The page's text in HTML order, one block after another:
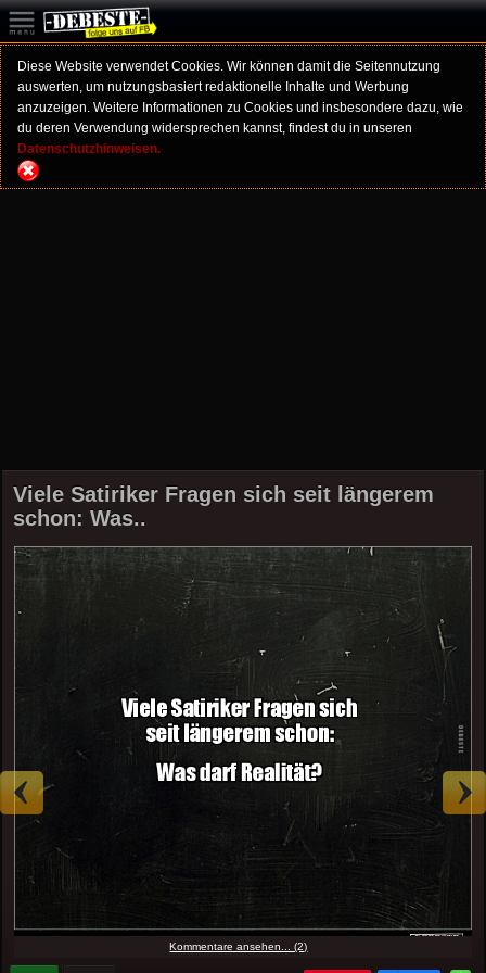
Diese Website verwendet Cookies. Wir können damit die Seitennutzung
auswerten, um nutzungsbasiert redaktionelle Inhalte und Werbung
anzuzeigen. Weitere Informationen zu Cookies und insbesondere dazu, wie
du deren Verwendung widersprechen kannst, findest du in unseren
Datenschutzhinweisen.
Viele Satiriker Fragen sich seit längerem
schon: Was..
Kommentare ansehen... (2)